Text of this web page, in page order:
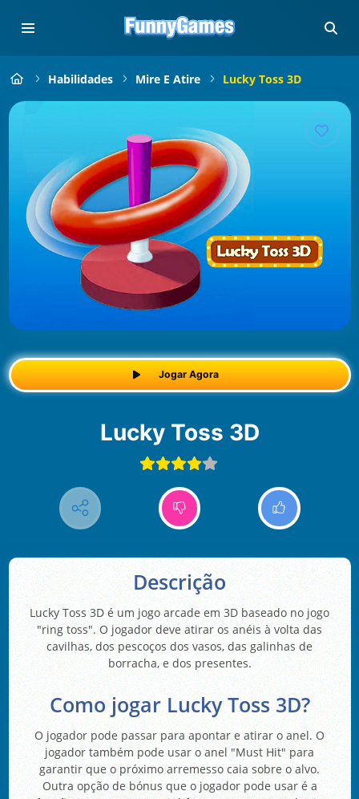
Habilidades Mire E Atire Lucky Toss 3D
Jogar Agora
Lucky Toss 3D
Descrição
Lucky Toss 3D é um jogo arcade em 3D baseado no jogo
"ring toss". O jogador deve atirar os anéis à volta das
cavilhas, dos pescoços dos vasos, das galinhas de
borracha, e dos presentes.
Como jogar Lucky Toss 3D?
O jogador pode passar para apontar e atirar o anel. O
jogador também pode usar o anel "Must Hit" para
garantir que o próximo arremesso caia sobre o alvo.
Outra opção de bónus que o jogador pode usar é a